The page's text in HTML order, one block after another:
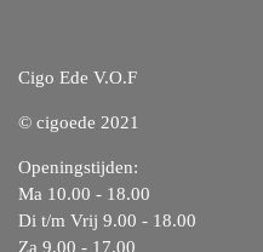
Cigo Ede V.O.F
© cigoede 2021
Openingstijden:
Ma 10.00 - 18.00
Di t/m Vrij 9.00 - 18.00
Za 9.00 - 17.00